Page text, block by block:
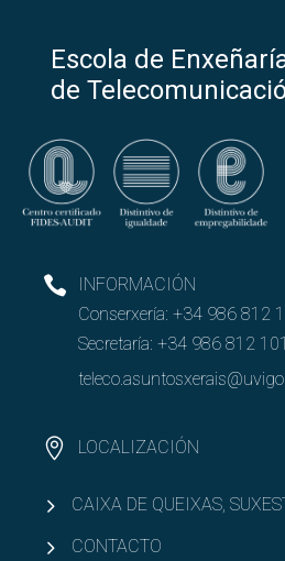
Escola de
de
INFORMACIÓN
Conserxería: +34 986 812
Secretaría: +34 986 812 101
LOCALIZACIÓN
CAIXA DE QUEIXAS,
CONTACTO